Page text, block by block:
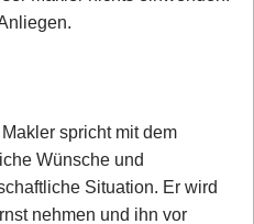
spricht mit dem
Wünsche und
Situation. Er wird
nehmen und ihn vor